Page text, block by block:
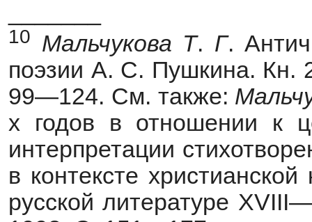
10 Мальчукова Т. Г.
поэзии А. С. Пушкина. Кн.
99—124. См. также:
х годов в отношении к
интерпретации
в контексте
русской литературе